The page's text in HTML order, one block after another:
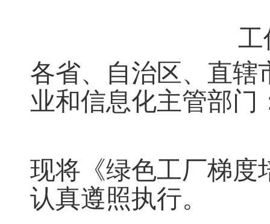
工
各省、自治区、直辖
业和信息化主管部门
现将《绿色工厂梯度
认真遵照执行。